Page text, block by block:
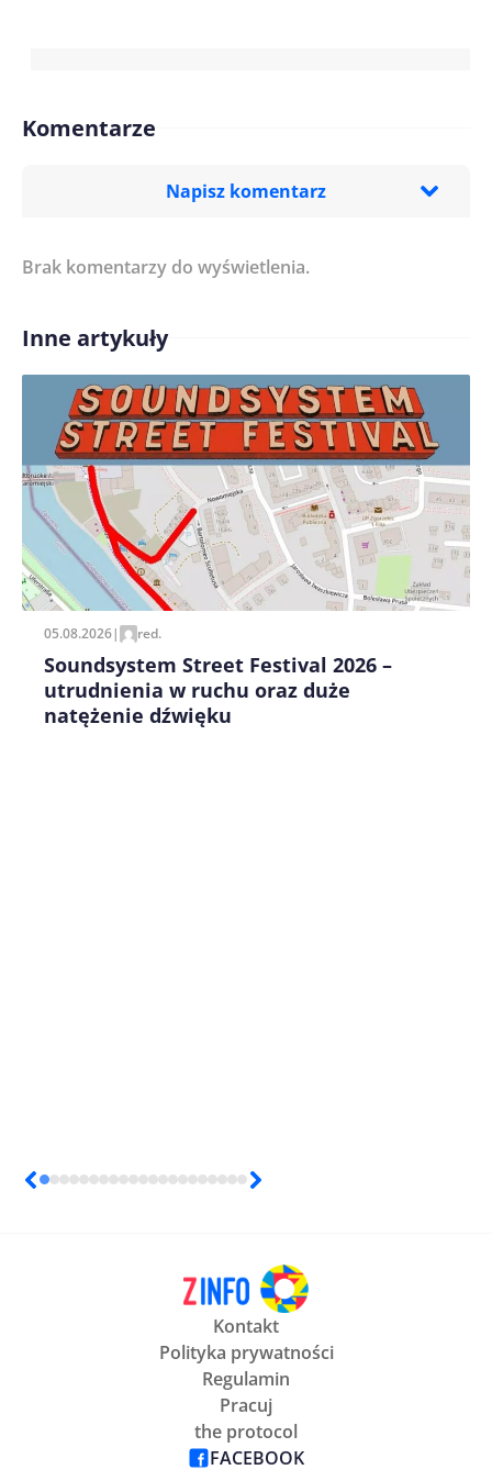
Komentarze
Napisz komentarz
Treść komentarza*
Imię/ Nick*
Zapamiętaj moje dane w tej przeglądarce podczas
pisania kolejnych komentarzy.
Brak komentarzy do wyświetlenia.
Inne artykuły
05.08.2026| red.
Soundsystem Street Festival 2026 –
utrudnienia w ruchu oraz duże
natężenie dźwięku
Kontakt
Polityka prywatności
Regulamin
Pracuj
the protocol
FACEBOOK